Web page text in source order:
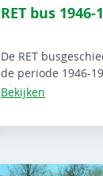
RET bus 1946-
De RET
de periode 1946-
Bekijken